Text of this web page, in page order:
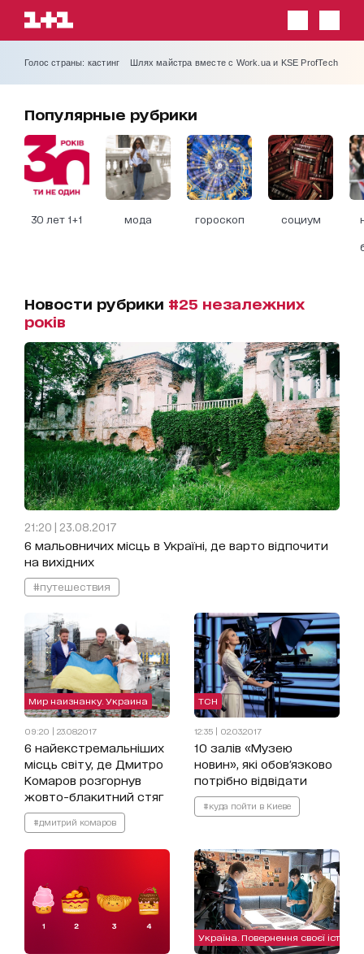
Голос страны: кастинг Шлях майстра вместе с Work.ua и KSE ProfTech
Популярные рубрики
30 лет 1+1 мода гороскоп социум
Новости рубрики #25 незалежних
років
21:20 | 23.08.2017
6 мальовничих місць в Україні, де варто відпочити
на вихідних
#путешествия
Мир наизнанку. Украина
09:20 | 23.08.2017
6 найекстремальніших
місць світу, де Дмитро
Комаров розгорнув
жовто-блакитний стяг
#дмитрий комаров
ТСН
12:35 | 02.03.2017
10 залів «Музею
новин», які обов'язково
потрібно відвідати
#куда пойти в Киеве
Україна. Повернення своєї історії